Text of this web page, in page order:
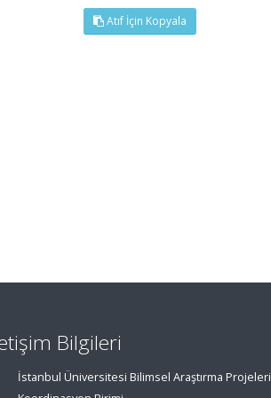
Atıf İçin Kopyala
Bilgileri
İstanbul Üniversitesi Bilimsel Araştırma Projeleri